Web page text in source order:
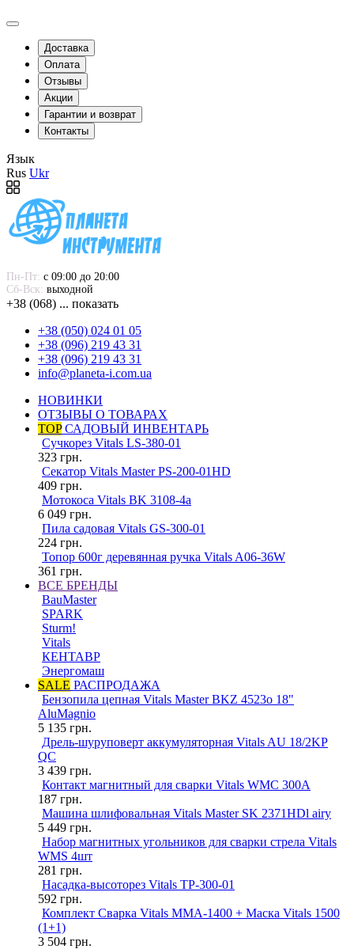
Доставка
Оплата
Отзывы
Акции
Гарантии и возврат
Контакты
Язык
Rus Ukr
Пн-Пт: с 09:00 до 20:00
Сб-Вск: выходной
+38 (068) ... показать
+38 (050) 024 01 05
+38 (096) 219 43 31
+38 (096) 219 43 31
info@planeta-i.com.ua
НОВИНКИ
ОТЗЫВЫ О ТОВАРАХ
TOPСАДОВЫЙ ИНВЕНТАРЬ
Сучкорез Vitals LS-380-01
323 грн.
Секатор Vitals Master PS-200-01HD
409 грн.
Мотокоса Vitals BK 3108-4a
6 049 грн.
Пила садовая Vitals GS-300-01
224 грн.
Топор 600г деревянная ручка Vitals A06-36W
361 грн.
ВСЕ БРЕНДЫ
BauMaster
SPARK
Sturm!
Vitals
КЕНТАВР
Энергомаш
SALE РАСПРОДАЖА
Бензопила цепная Vitals Master BKZ 4523o 18"
AluMagnio
5 135 грн.
Дрель-шуруповерт аккумуляторная Vitals AU 18/2KP
QC
3 439 грн.
Контакт магнитный для сварки Vitals WMC 300A
187 грн.
Машина шлифовальная Vitals Master SK 2371HDl airy
5 449 грн.
Набор магнитных угольников для сварки стрела Vitals
WMS 4шт
281 грн.
Насадка-высоторез Vitals TP-300-01
592 грн.
Комплект Сварка Vitals MMA-1400 + Маска Vitals 1500
(1+1)
3 504 грн.